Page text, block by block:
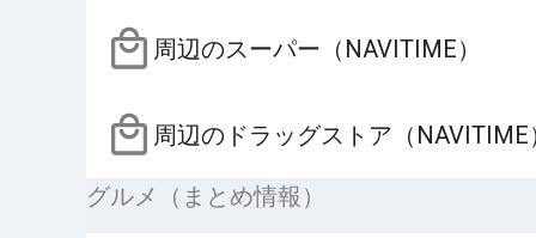
周辺のスーパー（NAVITIME）
周辺のドラッグストア（NAVITIME
グルメ（まとめ情報）